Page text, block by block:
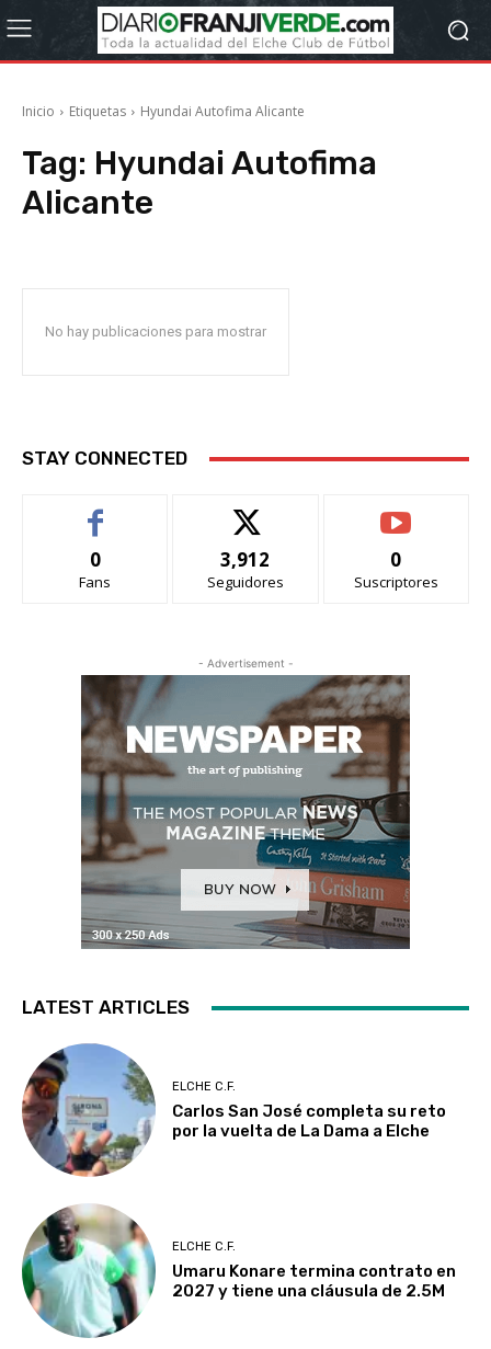
Inicio Etiquetas Hyundai Autofima Alicante
Tag: Hyundai Autofima
Alicante
No hay publicaciones para mostrar
STAY CONNECTED
0
Fans
3,912
Seguidores
0
Suscriptores
- Advertisement -
LATEST ARTICLES
ELCHE C.F.
Carlos San José completa su reto
por la vuelta de La Dama a Elche
ELCHE C.F.
Umaru Konare termina contrato en
2027 y tiene una cláusula de 2.5M